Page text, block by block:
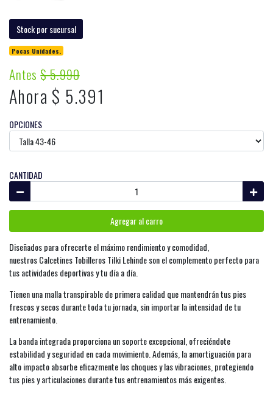
Stock por sucursal
Pocas Unidades.
Antes$ 5.990
Ahora $ 5.391
OPCIONES
CANTIDAD
Agregar al carro
Diseñados para ofrecerte el máximo rendimiento y comodidad,
nuestros Calcetines Tobilleros Tilki Lehinde son el complemento perfecto para
tus actividades deportivas y tu día a día.
Tienen una malla transpirable de primera calidad que mantendrán tus pies
frescos y secos durante toda tu jornada, sin importar la intensidad de tu
entrenamiento.
La banda integrada proporciona un soporte excepcional, ofreciéndote
estabilidad y seguridad en cada movimiento. Además, la amortiguación para
alto impacto absorbe eficazmente los choques y las vibraciones, protegiendo
tus pies y articulaciones durante tus entrenamientos más exigentes.